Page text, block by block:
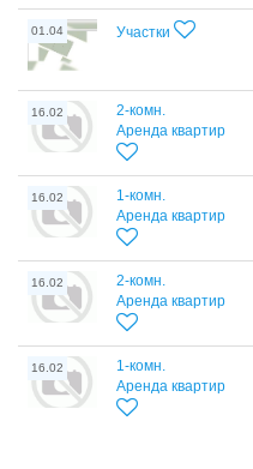
01.04 Участки
16.02
2-комн.
Аренда квартир
16.02
1-комн.
Аренда квартир
16.02
2-комн.
Аренда квартир
16.02
1-комн.
Аренда квартир